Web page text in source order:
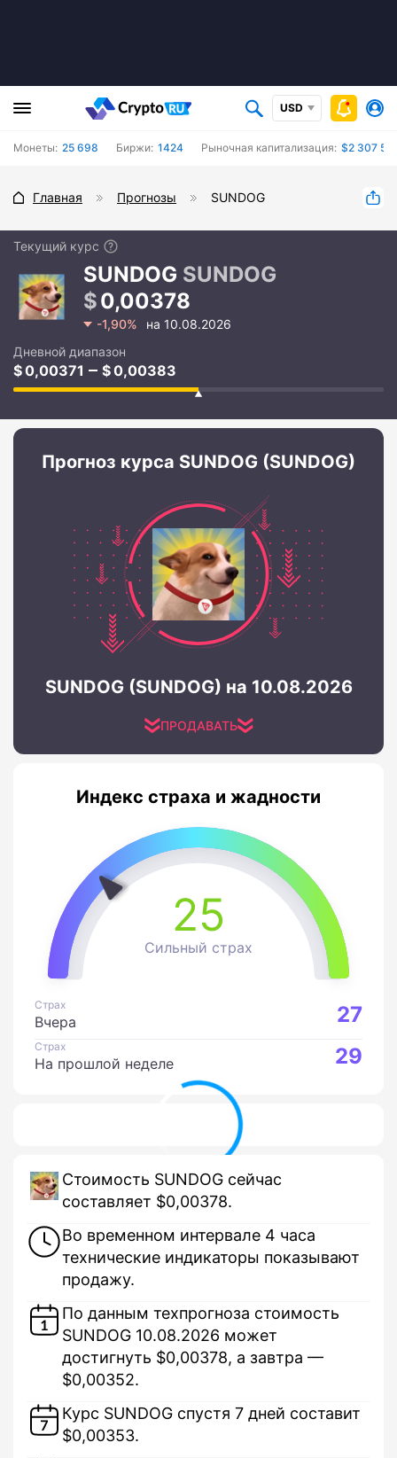
USD
Монеты: 25 698 Биржи: 1424 Рыночная капитализация: $2 307
Главная Прогнозы SUNDOG
Текущий курс
SUNDOG SUNDOG
0,00378
-1,90%
на 10.08.2026
Дневной диапазон
0,00371 0,00383
Прогноз курса SUNDOG (SUNDOG)
SUNDOG (SUNDOG) на 10.08.2026
ПРОДАВАТЬ
Индекс страха и жадности
25
Сильный страх
Страх
Вчера 27
Страх
На прошлой неделе 29
Стоимость SUNDOG сейчас
составляет $0,00378.
Во временном интервале 4 часа
технические индикаторы показывают
продажу.
По данным техпрогноза стоимость
SUNDOG 10.08.2026 может
достигнуть $0,00378, а завтра —
$0,00352.
Курс SUNDOG спустя 7 дней составит
$0,00353.